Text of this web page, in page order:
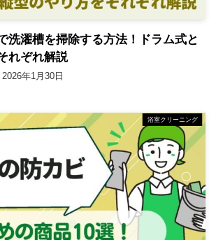
洗濯槽を掃除する方法！ドラム式と
れぞれ解説
2026年1月30日
浴室クリーニング